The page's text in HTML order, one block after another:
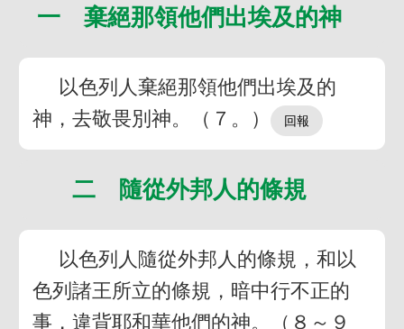
一 棄絕那領他們出埃及的神
以色列人棄絕那領他們出埃及的
神，去敬畏別神。（７。）
二 隨從外邦人的條規
以色列人隨從外邦人的條規，和以
色列諸王所立的條規，暗中行不正的
事，違背耶和華他們的神。（８～９